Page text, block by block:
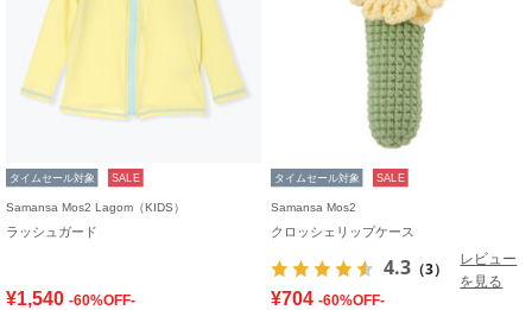
タイムセール対象 SALE
Samansa Mos2 Lagom（KIDS）
ラッシュガード
¥1,540 -60%OFF-
タイムセール対象 SALE
Samansa Mos2
クロッシェリップケース
4.3 （3）
レビュー
を見る
¥704 -60%OFF-